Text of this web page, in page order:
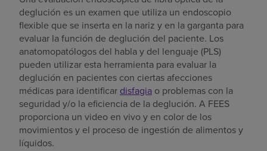
deglución es un examen que utiliza un endoscopio
flexible que se inserta en la nariz y en la garganta para
evaluar la función de deglución del paciente. Los
anatomopatólogos del habla y del lenguaje (PLS)
pueden utilizar esta herramienta para evaluar la
deglución en pacientes con ciertas afecciones
médicas para identificar disfagia o problemas con la
seguridad y/o la eficiencia de la deglución. A FEES
proporciona un video en vivo y en color de los
movimientos y el proceso de ingestión de alimentos y
líquidos.